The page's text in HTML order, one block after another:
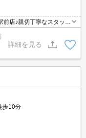
店♪親切丁寧なスタッフ
も、是非一度足を運んで
詳細を見る
歩10分